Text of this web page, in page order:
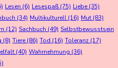
Lesen (6) Lesespaß (75) Liebe(35)
(34) Multikulturell (16) Mut (83)
(12) Sachbuch (49) Selbstbewusstsein
(8) Tiere(86) Tod (16) Toleranz (17)
(40) Wahrnehmung (36)